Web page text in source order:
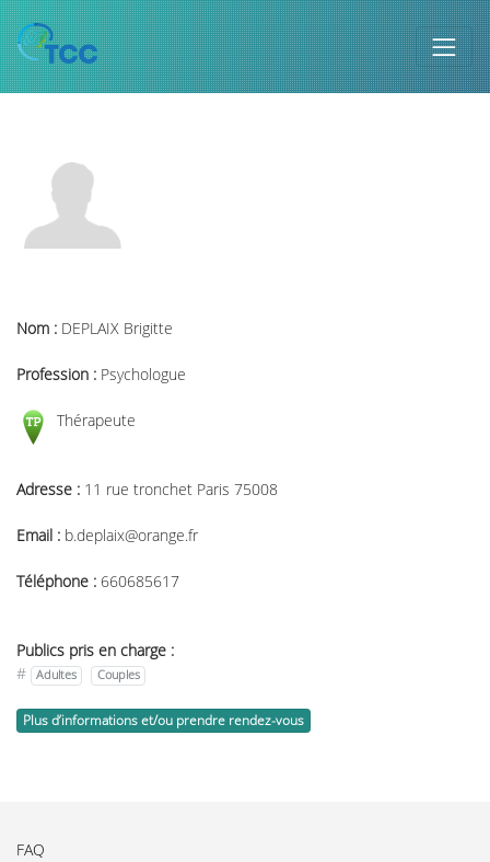
Nom : DEPLAIX Brigitte
Profession : Psychologue
Thérapeute
Adresse : 11 rue tronchet Paris 75008
Email : b.deplaix@orange.fr
Téléphone : 660685617
Publics pris en charge :
#
Adultes Couples
Plus d’informations et/ou prendre rendez-vous
FAQ